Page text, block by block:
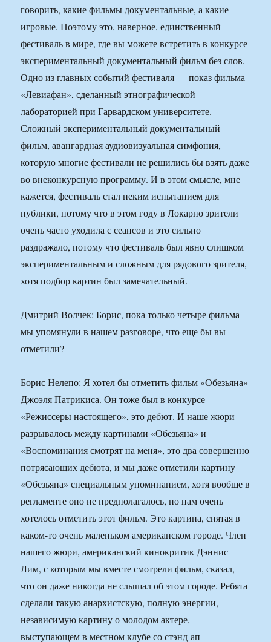
говорить, какие фильмы документальные, а какие
игровые. Поэтому это, наверное, единственный
фестиваль в мире, где вы можете встретить в конкурсе
экспериментальный документальный фильм без слов.
Одно из главных событий фестиваля — показ фильма
«Левиафан», сделанный этнографической
лабораторией при Гарвардском университете.
Сложный экспериментальный документальный
фильм, авангардная аудиовизуальная симфония,
которую многие фестивали не решились бы взять даже
во внеконкурсную программу. И в этом смысле, мне
кажется, фестиваль стал неким испытанием для
публики, потому что в этом году в Локарно зрители
очень часто уходила с сеансов и это сильно
раздражало, потому что фестиваль был явно слишком
экспериментальным и сложным для рядового зрителя,
хотя подбор картин был замечательный.
Дмитрий Волчек: Борис, пока только четыре фильма
мы упомянули в нашем разговоре, что еще бы вы
отметили?
Борис Нелепо: Я хотел бы отметить фильм «Обезьяна»
Джоэля Патрикиса. Он тоже был в конкурсе
«Режиссеры настоящего», это дебют. И наше жюри
разрывалось между картинами «Обезьяна» и
«Воспоминания смотрят на меня», это два совершенно
потрясающих дебюта, и мы даже отметили картину
«Обезьяна» специальным упоминанием, хотя вообще в
регламенте оно не предполагалось, но нам очень
хотелось отметить этот фильм. Это картина, снятая в
каком-то очень маленьком американском городе. Член
нашего жюри, американский кинокритик Дэннис
Лим, с которым мы вместе смотрели фильм, сказал,
что он даже никогда не слышал об этом городе. Ребята
сделали такую анархистскую, полную энергии,
независимую картину о молодом актере,
выступающем в местном клубе со стэнд-ап